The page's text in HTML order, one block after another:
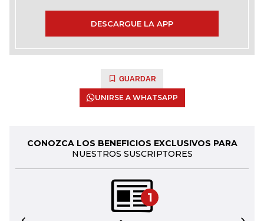
DESCARGUE LA APP
GUARDAR
UNIRSE A WHATSAPP
CONOZCA LOS BENEFICIOS EXCLUSIVOS PARA
NUESTROS SUSCRIPTORES
1